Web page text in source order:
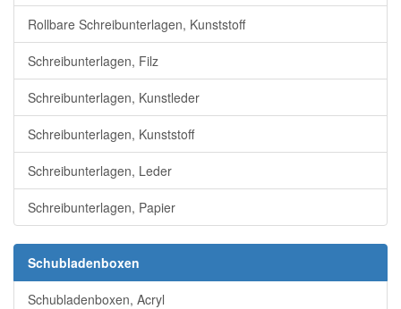
Rollbare Schreibunterlagen, Kunststoff
Schreibunterlagen, Filz
Schreibunterlagen, Kunstleder
Schreibunterlagen, Kunststoff
Schreibunterlagen, Leder
Schreibunterlagen, Papier
Schubladenboxen
Schubladenboxen, Acryl